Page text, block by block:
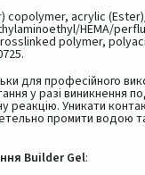
copolymer, acrylic
HEMA/
polymer,
для професійного
у разі виникнення
реакцію. Уникати
промити водою
Builder Gel: